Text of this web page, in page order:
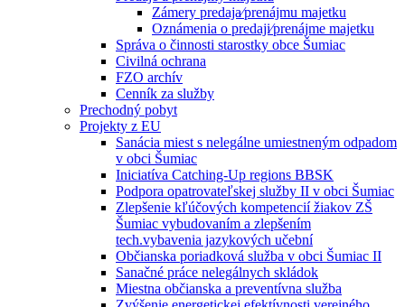
Zámery predaja⁄prenájmu majetku
Oznámenia o predaji⁄prenájme majetku
Správa o činnosti starostky obce Šumiac
Civilná ochrana
FZO archív
Cenník za služby
Prechodný pobyt
Projekty z EU
Sanácia miest s nelegálne umiestneným odpadom
v obci Šumiac
Iniciatíva Catching-Up regions BBSK
Podpora opatrovateľskej služby II v obci Šumiac
Zlepšenie kľúčových kompetencií žiakov ZŠ
Šumiac vybudovaním a zlepšením
tech.vybavenia jazykových učební
Občianska poriadková služba v obci Šumiac II
Sanačné práce nelegálnych skládok
Miestna občianska a preventívna služba